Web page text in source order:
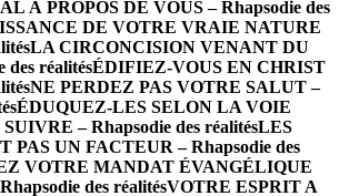
À PROPOS DE VOUS – Rhapsodie des
DE VOTRE VRAIE NATURE
LA CIRCONCISION VENANT DU
réalitésÉDIFIEZ-VOUS EN CHRIST
NE PERDEZ PAS VOTRE SALUT –
ÉDUQUEZ-LES SELON LA VOIE
– Rhapsodie des réalitésLES
PAS UN FACTEUR – Rhapsodie des
VOTRE MANDAT ÉVANGÉLIQUE
des réalitésVOTRE ESPRIT A